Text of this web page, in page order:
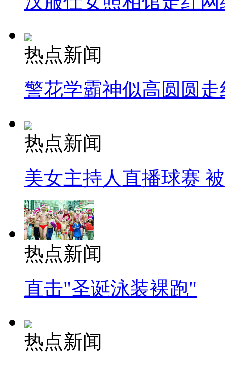
热点新闻
警花学霸神似高圆圆走
热点新闻
美女主持人直播球赛
热点新闻
直击"圣诞泳装裸跑"
热点新闻